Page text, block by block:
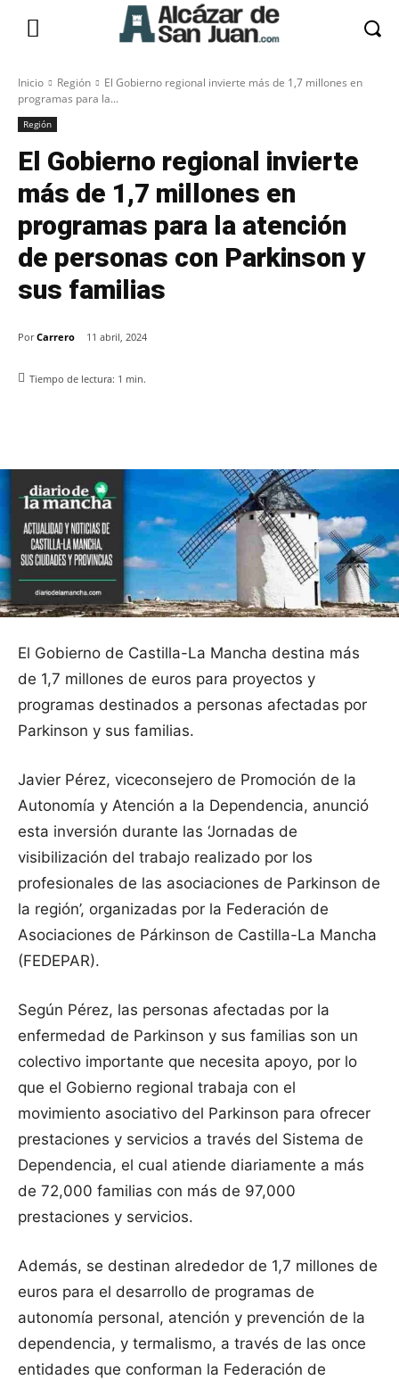
Inicio Región
El Gobierno regional invierte más de 1,7 millones en
programas para la...
Región
El Gobierno regional invierte
más de 1,7 millones en
programas para la atención
de personas con Parkinson y
sus familias
Por Carrero 11 abril, 2024
Tiempo de lectura: 1 min.
El Gobierno de Castilla-La Mancha destina más
de 1,7 millones de euros para proyectos y
programas destinados a personas afectadas por
Parkinson y sus familias.
Javier Pérez, viceconsejero de Promoción de la
Autonomía y Atención a la Dependencia, anunció
esta inversión durante las ‘Jornadas de
visibilización del trabajo realizado por los
profesionales de las asociaciones de Parkinson de
la región’, organizadas por la Federación de
Asociaciones de Párkinson de Castilla-La Mancha
(FEDEPAR).
Según Pérez, las personas afectadas por la
enfermedad de Parkinson y sus familias son un
colectivo importante que necesita apoyo, por lo
que el Gobierno regional trabaja con el
movimiento asociativo del Parkinson para ofrecer
prestaciones y servicios a través del Sistema de
Dependencia, el cual atiende diariamente a más
de 72,000 familias con más de 97,000
prestaciones y servicios.
Además, se destinan alrededor de 1,7 millones de
euros para el desarrollo de programas de
autonomía personal, atención y prevención de la
dependencia, y termalismo, a través de las once
entidades que conforman la Federación de